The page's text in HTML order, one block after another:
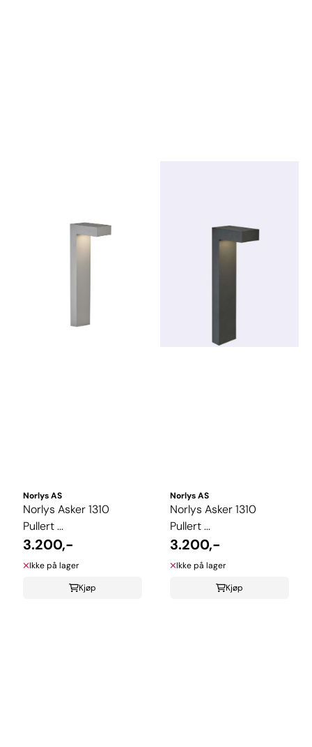
Norlys AS
Norlys Asker 1310
Pullert ...
3.200,-
Ikke på lager
Kjøp
Norlys AS
Norlys Asker 1310
Pullert ...
3.200,-
Ikke på lager
Kjøp